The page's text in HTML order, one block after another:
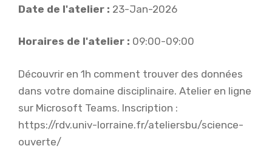
Date de l'atelier : 23-Jan-2026
Horaires de l'atelier : 09:00-09:00
Découvrir en 1h comment trouver des données
dans votre domaine disciplinaire. Atelier en ligne
sur Microsoft Teams. Inscription :
https://rdv.univ-lorraine.fr/ateliersbu/science-
ouverte/